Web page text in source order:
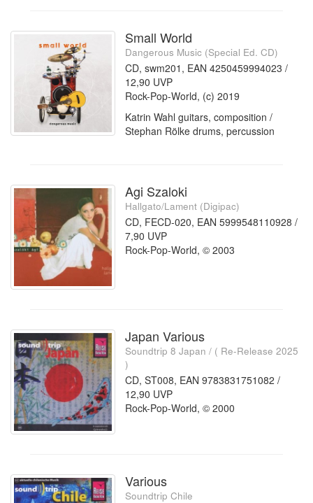
Small World
Dangerous Music (Special Ed. CD)
CD, swm201, EAN 4250459994023 /
12,90 UVP
Rock-Pop-World, (c) 2019
Katrin Wahl guitars, composition /
Stephan Rölke drums, percussion
Agi Szaloki
Hallgato/Lament (Digipac)
CD, FECD-020, EAN 5999548110928 /
7,90 UVP
Rock-Pop-World, © 2003
Japan Various
Soundtrip 8 Japan / ( Re-Release 2025
)
CD, ST008, EAN 9783831751082 /
12,90 UVP
Rock-Pop-World, © 2000
Various
Soundtrip Chile